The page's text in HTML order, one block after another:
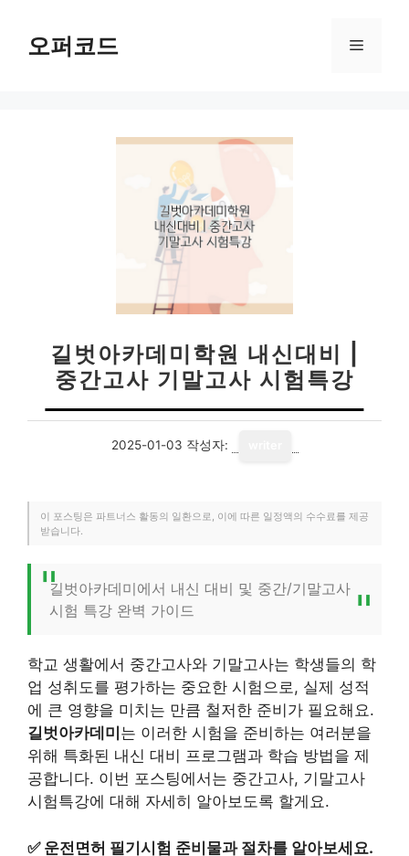
오퍼코드 메
길벗아카데미학원 내신대비 |
중간고사 기말고사 시험특강
2025-01-03 작성자:
이 포스팅은 파트너스 활동의 일환으로, 이에 따른 일정액의 수수료를 제공
받습니다.
길벗아카데미에서 내신 대비 및 중간/기말고사
시험 특강 완벽 가이드
학교 생활에서 중간고사와 기말고사는 학생들의 학
업 성취도를 평가하는 중요한 시험으로, 실제 성적
에 큰 영향을 미치는 만큼 철저한 준비가 필요해요.
길벗아카데미 는 이러한 시험을 준비하는 여러분을
위해 특화된 내신 대비 프로그램과 학습 방법을 제
공합니다. 이번 포스팅에서는 중간고사, 기말고사
시험특강에 대해 자세히 알아보도록 할게요.
✅ 운전면허 필기시험 준비물과 절차를 알아보세요.